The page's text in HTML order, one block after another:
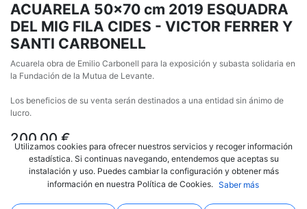
ACUARELA 50x70 cm 2019 ESQUADRA
DEL MIG FILA CIDES - VICTOR FERRER Y
SANTI CARBONELL
Acuarela obra de Emilio Carbonell para la exposición y subasta solidaria en
la Fundación de la Mutua de Levante.
Los beneficios de su venta serán destinados a una entidad sin ánimo de
lucro.
200,00 €
AÑADIR AL CARRITO COMPRAR AHORA
Utilizamos cookies para ofrecer nuestros servicios y recoger información
estadística. Si continuas navegando, entendemos que aceptas su
instalación y uso. Puedes cambiar la configuración y obtener más
información en nuestra Política de Cookies. Saber más